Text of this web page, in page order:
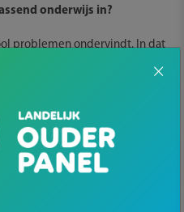
onderwijs in?
problemen ondervindt. In dat
nodig hebben op
schoolondersteuningsprofiel
invult. In dit document
maar staat ook de extra
bieden met hulp van het